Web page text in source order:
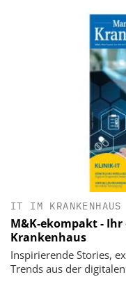
IT IM KRANKENHAUS
M&K-ekompakt -
Krankenhaus
Inspirierende Stories,
Trends aus der